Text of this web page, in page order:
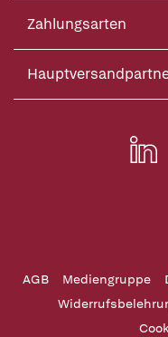
Zahlungsarten
AGB Mediengruppe